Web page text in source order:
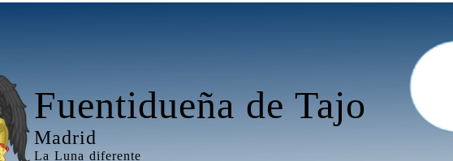
Fuentidueña de Tajo
Madrid
La Luna diferente